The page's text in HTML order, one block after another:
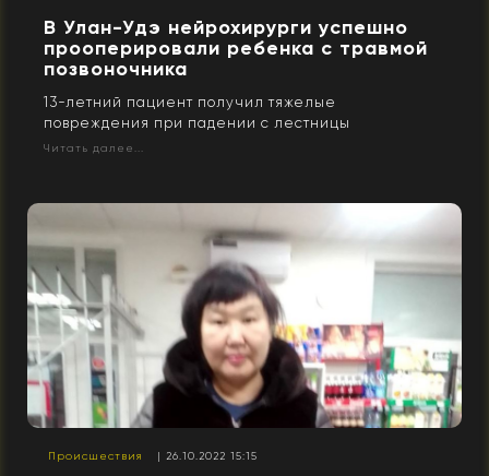
В Улан-Удэ нейрохирурги успешно
прооперировали ребенка с травмой
позвоночника
13-летний пациент получил тяжелые
повреждения при падении с лестницы
Читать далее...
Происшествия | 26.10.2022 15:15